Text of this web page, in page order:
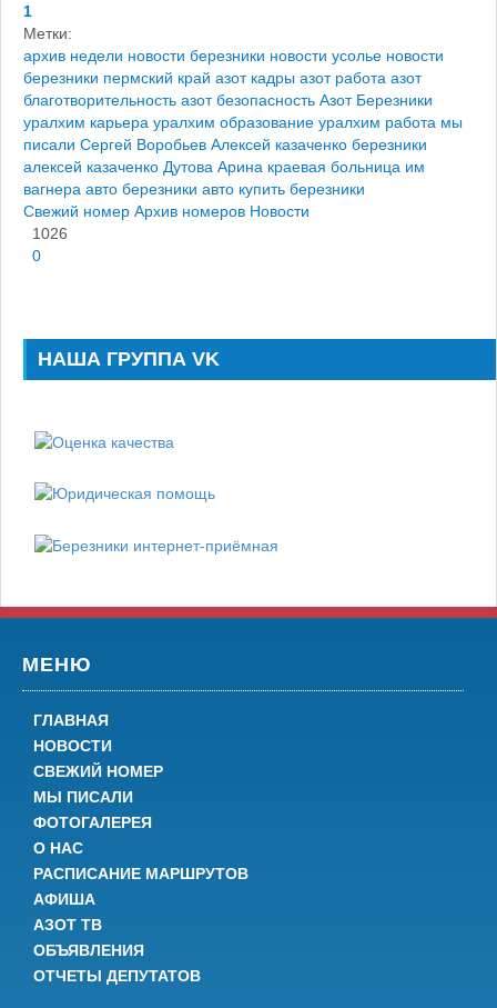
1
Метки:
архив недели новости березники новости усолье новости
березники пермский край азот кадры азот работа азот
благотворительность азот безопасность Азот Березники
уралхим карьера уралхим образование уралхим работа мы
писали Сергей Воробьев Алексей казаченко березники
алексей казаченко Дутова Арина краевая больница им
вагнера авто березники авто купить березники
Свежий номер Архив номеров Новости
1026
0
НАША ГРУППА VK
МЕНЮ
ГЛАВНАЯ
НОВОСТИ
СВЕЖИЙ НОМЕР
МЫ ПИСАЛИ
ФОТОГАЛЕРЕЯ
О НАС
РАСПИСАНИЕ МАРШРУТОВ
АФИША
АЗОТ ТВ
ОБЪЯВЛЕНИЯ
ОТЧЕТЫ ДЕПУТАТОВ